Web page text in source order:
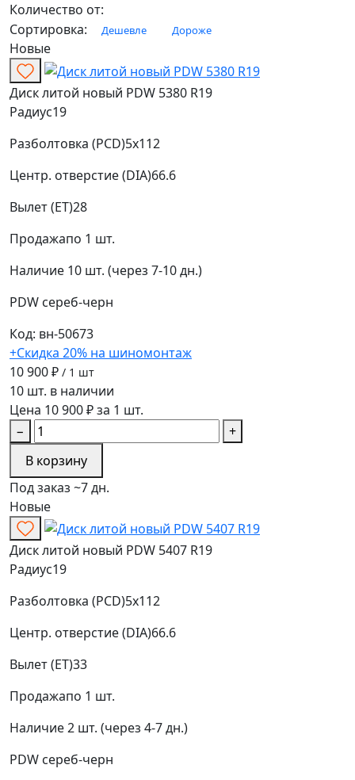
Количество от:
Сортировка:
Дешевле Дороже
Новые
Диск литой новый PDW 5380 R19
Радиус19
Разболтовка (PCD)5x112
Центр. отверстие (DIA)66.6
Вылет (ET)28
Продажапо 1 шт.
Наличие 10 шт. (через 7-10 дн.)
PDW сереб-черн
Код: вн-50673
+Скидка 20% на шиномонтаж
10 900 ₽ / 1 шт
10 шт. в наличии
Цена 10 900 ₽ за 1 шт.
−
+
В корзину
Под заказ ~7 дн.
Новые
Диск литой новый PDW 5407 R19
Радиус19
Разболтовка (PCD)5x112
Центр. отверстие (DIA)66.6
Вылет (ET)33
Продажапо 1 шт.
Наличие2 шт. (через 4-7 дн.)
PDW сереб-черн